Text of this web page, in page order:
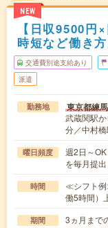
NEW
【日収9500円
時短など働き
交通費別途支給あり
派遣
勤務地 東京都練
武蔵関駅
分／中村
曜日頻度
週2日～
を毎月提
時間
≪シフト例
働5時間）
期間 3ヵ月まで